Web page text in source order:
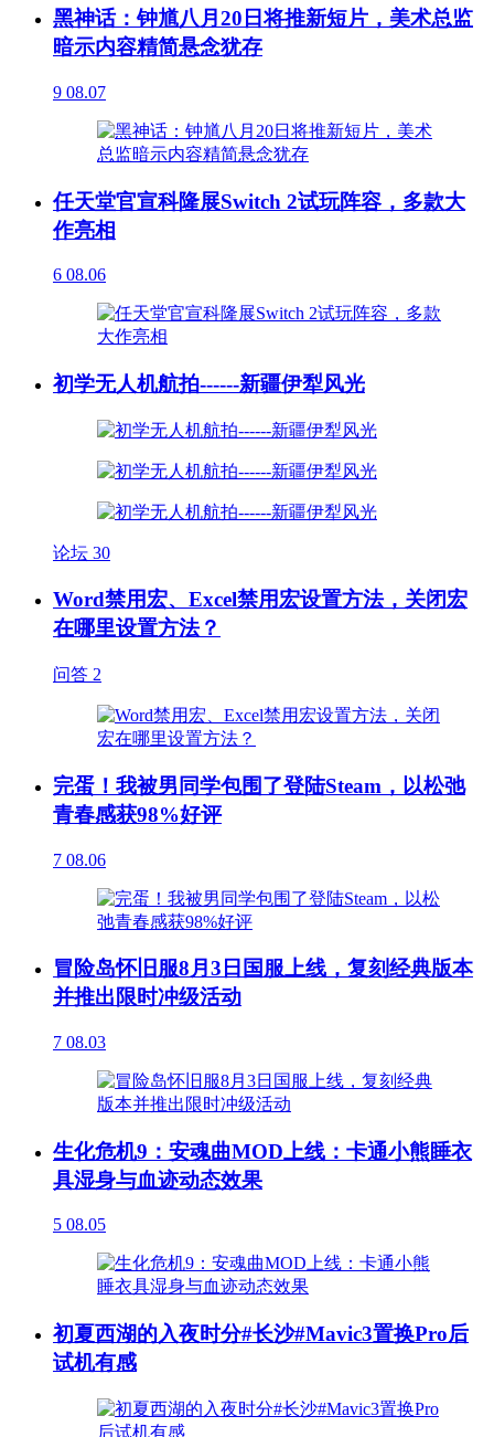
黑神话：钟馗八月20日将推新短片，美术总监
暗示内容精简悬念犹存
9 08.07
任天堂官宣科隆展Switch 2试玩阵容，多款大
作亮相
6 08.06
初学无人机航拍------新疆伊犁风光
论坛 30
Word禁用宏、Excel禁用宏设置方法，关闭宏
在哪里设置方法？
问答 2
完蛋！我被男同学包围了登陆Steam，以松弛
青春感获98%好评
7 08.06
冒险岛怀旧服8月3日国服上线，复刻经典版本
并推出限时冲级活动
7 08.03
生化危机9：安魂曲MOD上线：卡通小熊睡衣
具湿身与血迹动态效果
5 08.05
初夏西湖的入夜时分#长沙#Mavic3置换Pro后
试机有感